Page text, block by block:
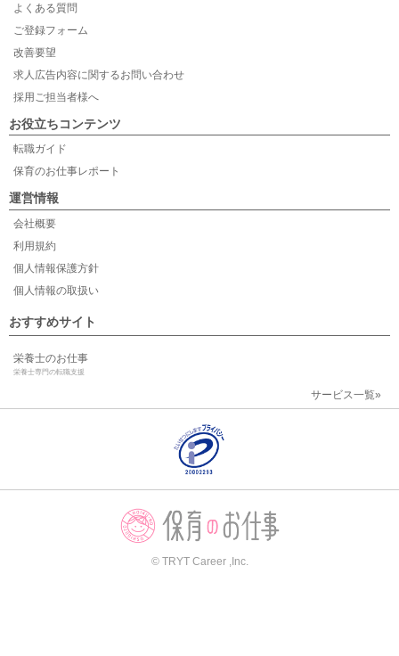
よくある質問
ご登録フォーム
改善要望
求人広告内容に関するお問い合わせ
採用ご担当者様へ
お役立ちコンテンツ
転職ガイド
保育のお仕事レポート
運営情報
会社概要
利用規約
個人情報保護方針
個人情報の取扱い
おすすめサイト
栄養士のお仕事
栄養士専門の転職支援
サービス一覧»
© TRYT Career ,Inc.